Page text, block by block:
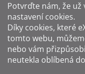
Potvrďte nám​​, že už
nastavení cookies.
Díky cookies, které
tomto webu,
nebo vám
neutekla oblíbená